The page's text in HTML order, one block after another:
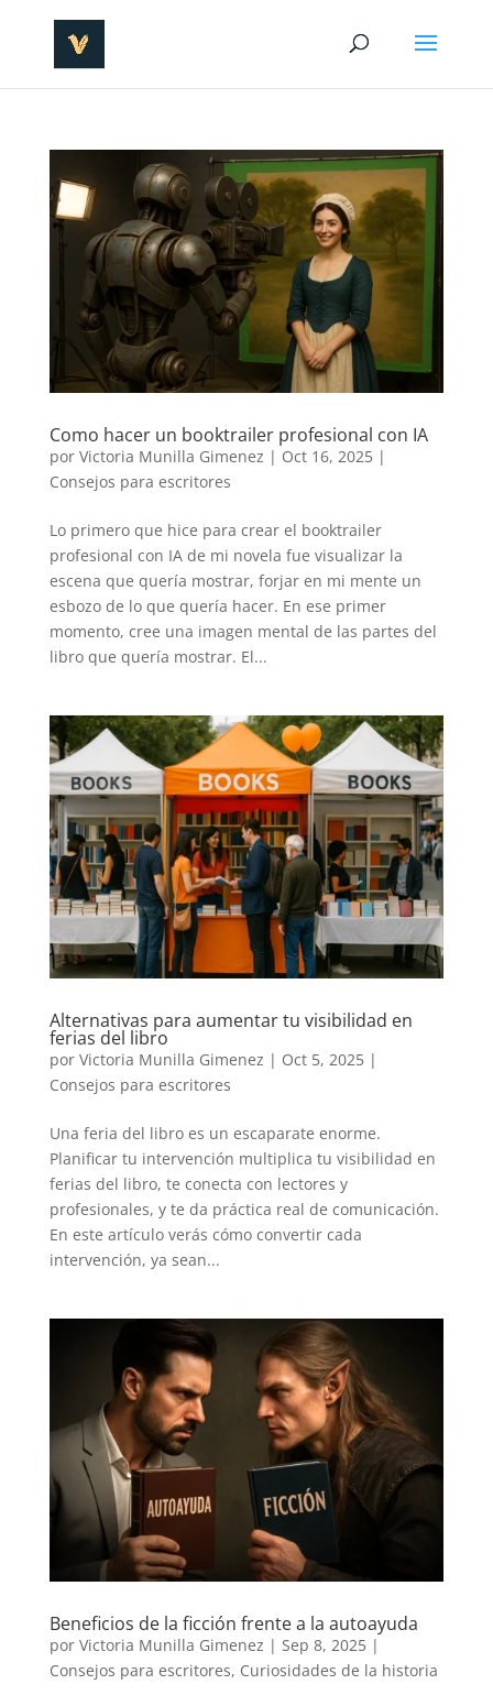
Como hacer un booktrailer profesional con IA
por Victoria Munilla Gimenez | Oct 16, 2025|
Consejos para escritores
Lo primero que hice para crear el booktrailer
profesional con IA de mi novela fue visualizar la
escena que quería mostrar, forjar en mi mente un
esbozo de lo que quería hacer. En ese primer
momento, cree una imagen mental de las partes del
libro que quería mostrar. El...
Alternativas para aumentar tu visibilidad en
ferias del libro
por Victoria Munilla Gimenez | Oct 5, 2025|
Consejos para escritores
Una feria del libro es un escaparate enorme.
Planificar tu intervención multiplica tu visibilidad en
ferias del libro, te conecta con lectores y
profesionales, y te da práctica real de comunicación.
En este artículo verás cómo convertir cada
intervención, ya sean...
Beneficios de la ficción frente a la autoayuda
por Victoria Munilla Gimenez | Sep 8, 2025|
Consejos para escritores, Curiosidades de la historia